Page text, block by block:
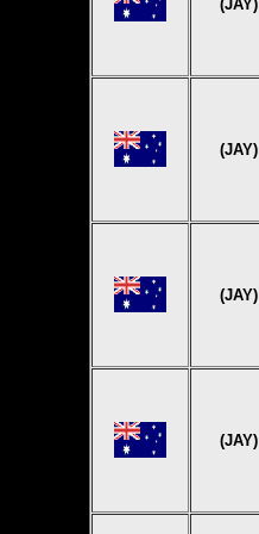
(JAY)
(JAY)
(JAY)
(JAY)